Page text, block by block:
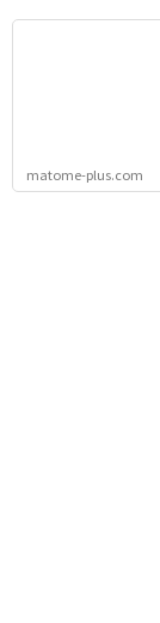
matome-plus.com